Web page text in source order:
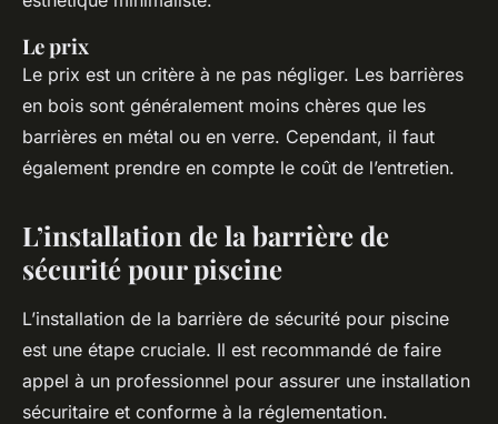
Le prix
Le prix est un critère à ne pas négliger. Les barrières
en bois sont généralement moins chères que les
barrières en métal ou en verre. Cependant, il faut
également prendre en compte le coût de l’entretien.
L’installation de la barrière de
sécurité pour piscine
L’installation de la barrière de sécurité pour piscine
est une étape cruciale. Il est recommandé de faire
appel à un professionnel pour assurer une installation
sécuritaire et conforme à la réglementation.